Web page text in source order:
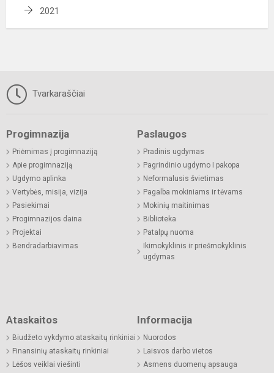
2021
Tvarkaraščiai
Progimnazija
Priėmimas į progimnaziją
Apie progimnaziją
Ugdymo aplinka
Vertybės, misija, vizija
Pasiekimai
Progimnazijos daina
Projektai
Bendradarbiavimas
Paslaugos
Pradinis ugdymas
Pagrindinio ugdymo I pakopa
Neformalusis švietimas
Pagalba mokiniams ir tėvams
Mokinių maitinimas
Biblioteka
Patalpų nuoma
Ikimokyklinis ir priešmokyklinis
ugdymas
Ataskaitos
Biudžeto vykdymo ataskaitų rinkiniai
Finansinių ataskaitų rinkiniai
Lėšos veiklai viešinti
Informacija
Nuorodos
Laisvos darbo vietos
Asmens duomenų apsauga